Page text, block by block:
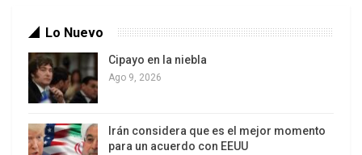
Lo Nuevo
Cipayo en la niebla
Ago 9, 2026
Irán considera que es el mejor momento
para un acuerdo con EEUU